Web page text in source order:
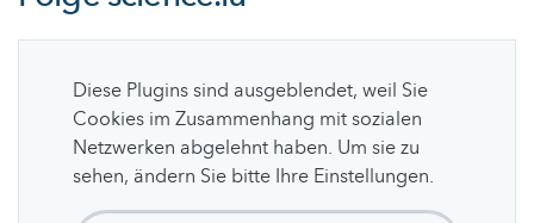
Diese Plugins sind ausgeblendet, weil Sie
Cookies im Zusammenhang mit sozialen
Netzwerken abgelehnt haben. Um sie zu
sehen, ändern Sie bitte Ihre Einstellungen.